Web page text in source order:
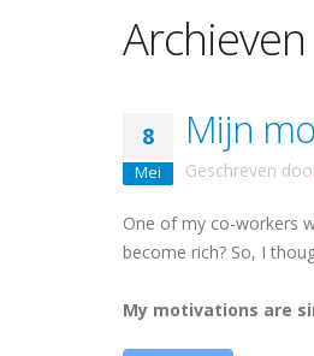
8
Mei
Mijn
Geschreven
One of my co-workers
become rich? So, I
My motivations are